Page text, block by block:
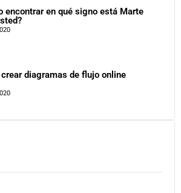
encontrar en qué signo está Marte
diagramas de flujo online